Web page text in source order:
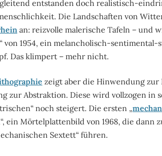
entstanden doch realistisch-
Die Landschaften von
an: reizvolle malerische Tafeln – und
von 1954, ein melancholisch-
Das klimpert – mehr nicht.
zeigt aber die Hinwendung
zur Abstraktion. Diese wird vollzogen in
noch steigert. Die ersten „
ein Mörtelplattenbild von 1968, die dann
Sextett“ führen.